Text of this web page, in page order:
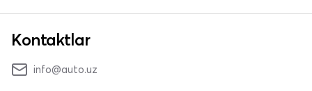
Kontaktlar
info@auto.uz